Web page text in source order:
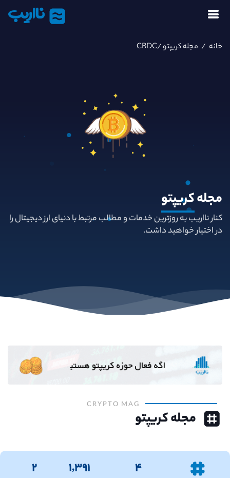
نااریب
خانه / مجله کریپتو/CBDC
مجلهکریپتو
کنار نااریب به روزترین خدمات و مطالب مرتبط با دنیای ارز دیجیتال را
در اختیار خواهید داشت.
CRYPTO MAG
مجله کریپتو
۴ ۱,۳۹۱ ۲